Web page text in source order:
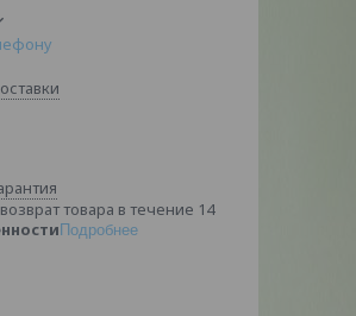
возврат товара в течение 14
Подробнее